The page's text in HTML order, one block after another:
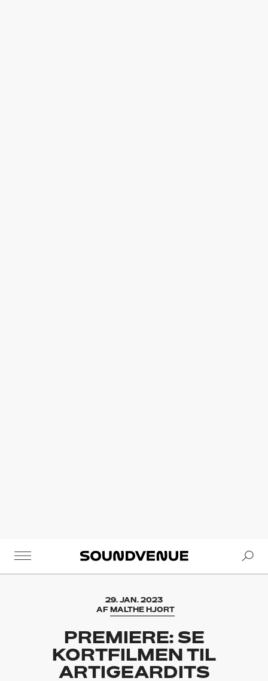
Soundvenue
29. JAN. 2023
AF MALTHE HJORT
PREMIERE: SE
KORTFILMEN TIL
ARTIGEARDITS